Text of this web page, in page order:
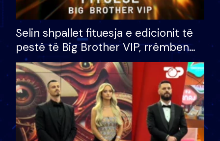
Selin shpallet fituesja e edicionit të
pestë të Big Brother VIP, rrëmben
çmimin e madh prej 100 mijë eurosh